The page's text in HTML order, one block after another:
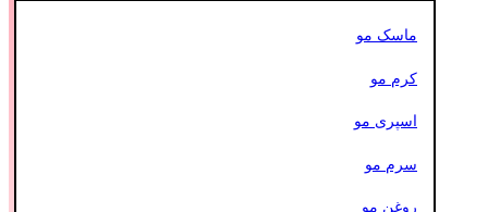
ماسک مو
کرم مو
اسپری مو
سرم مو
روغن مو